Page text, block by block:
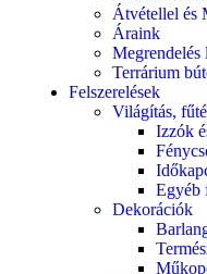
Átvétellel és
Áraink
Megrendelés
Terrárium
Felszerelések
Világítás,
Izzók
Egyéb
Dekorációk